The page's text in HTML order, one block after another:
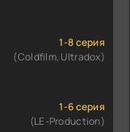
1-8 серия
(Coldfilm, Ultradox)
1-6 серия
(LE-Production)